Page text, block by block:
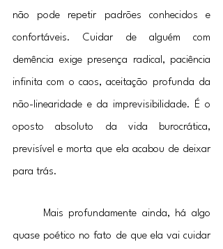
não pode repetir padrões conhecidos e
confortáveis. Cuidar de alguém com
demência exige presença radical, paciência
infinita com o caos, aceitação profunda da
não-linearidade e da imprevisibilidade. É o
oposto absoluto da vida burocrática,
previsível e morta que ela acabou de deixar
para trás.
quase poético no fato de que ela vai cuidar